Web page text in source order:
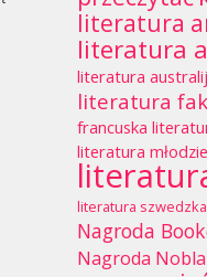
literatura
literatura
literatura
literatura
francuska
literatura
literatura szwedzka
Nagroda
Nagroda Nobla